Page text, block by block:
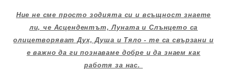
Ние не сме просто зодията си и всъщност знаете
ли, че Асцендентът, Луната и Слънцето са
олицетворяват Дух, Душа и Тяло - те са свързани и
е важно да ги познаваме добре и да знаем как
работя за нас.